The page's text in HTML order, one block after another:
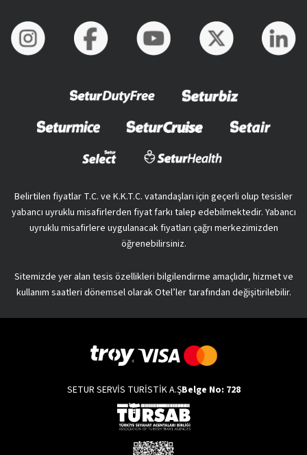
Belirtilen fiyatlar T.C. ve K.K.T.C. vatandaşları için geçerli olup tesisler
yabancı uyruklu misafirlerden fiyat farkı talep edebilmektedir. Yabancı
uyruklu misafirlere uygulanacak fiyatları çağrı merkezimizden
öğrenebilirsiniz.
Sitemizde yer alan tesis özellikleri bilgilendirme amaçlıdır, hizmet ve
kullanım saatleri dönemsel olarak Otel’ler tarafından değişitirilebilir.
SETUR SERVİS TURİSTİK A.ŞBelge No: 728